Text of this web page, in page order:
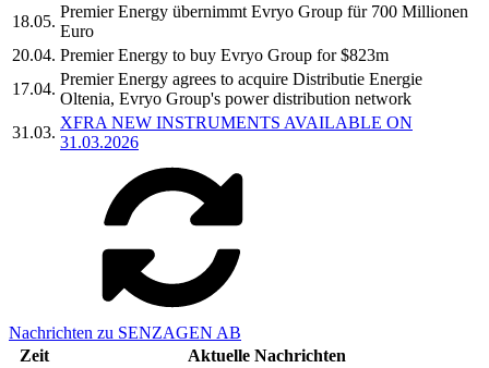
18.05.
Premier Energy übernimmt Evryo Group für 700 Millionen
Euro
20.04. Premier Energy to buy Evryo Group for $823m
17.04.
Premier Energy agrees to acquire Distributie Energie
Oltenia, Evryo Group's power distribution network
31.03.
XFRA NEW INSTRUMENTS AVAILABLE ON
31.03.2026
Nachrichten zu SENZAGEN AB
Zeit
Aktuelle Nachrichten